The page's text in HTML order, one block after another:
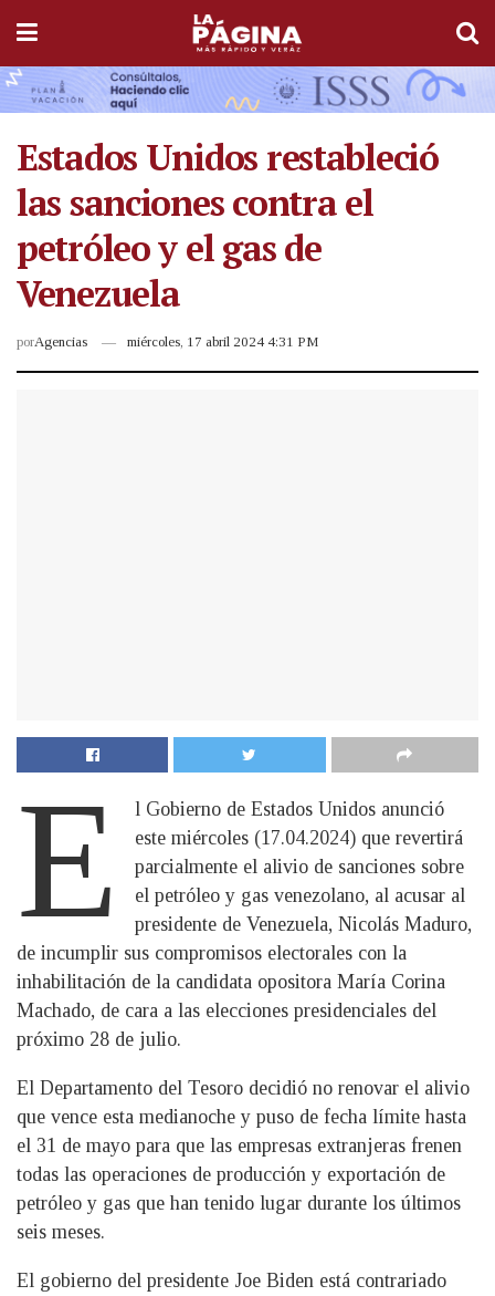
Estados Unidos restableció
las sanciones contra el
petróleo y el gas de
Venezuela
porAgencias miércoles, 17 abril 2024 4:31 PM
E
l Gobierno de Estados Unidos anunció
este miércoles (17.04.2024) que revertirá
parcialmente el alivio de sanciones sobre
el petróleo y gas venezolano, al acusar al
presidente de Venezuela, Nicolás Maduro,
de incumplir sus compromisos electorales con la
inhabilitación de la candidata opositora María Corina
Machado, de cara a las elecciones presidenciales del
próximo 28 de julio.
El Departamento del Tesoro decidió no renovar el alivio
que vence esta medianoche y puso de fecha límite hasta
el 31 de mayo para que las empresas extranjeras frenen
todas las operaciones de producción y exportación de
petróleo y gas que han tenido lugar durante los últimos
seis meses.
El gobierno del presidente Joe Biden está contrariado